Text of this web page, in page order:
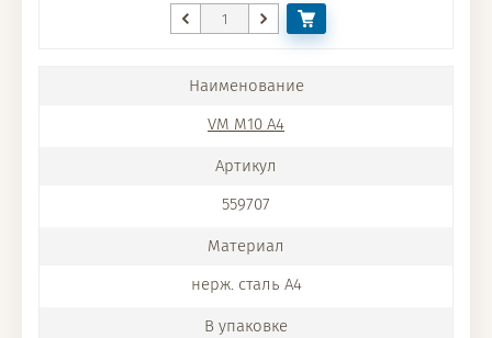
VM M10 A4
559707
нерж. сталь A4